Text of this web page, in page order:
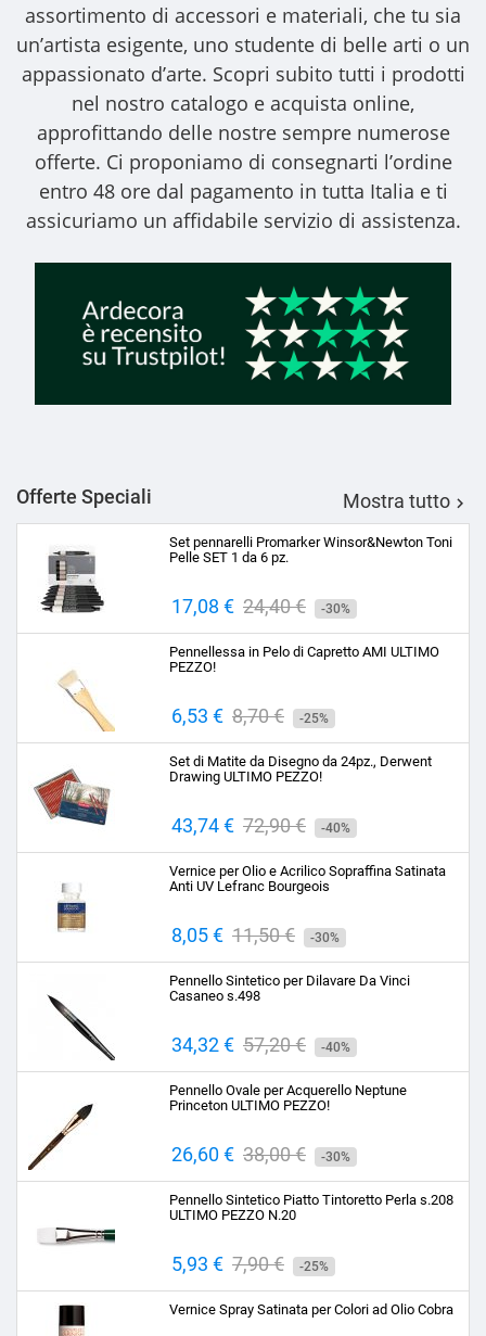
assortimento di accessori e materiali, che tu sia
un’artista esigente, uno studente di belle arti o un
appassionato d’arte. Scopri subito tutti i prodotti
nel nostro catalogo e acquista online,
approfittando delle nostre sempre numerose
offerte. Ci proponiamo di consegnarti l’ordine
entro 48 ore dal pagamento in tutta Italia e ti
assicuriamo un affidabile servizio di assistenza.
Offerte Speciali Mostra tutto 
Set pennarelli Promarker Winsor&Newton Toni
Pelle SET 1 da 6 pz.
Prezzo
17,08 € Prezzo
base
24,40 € -30%
Pennellessa in Pelo di Capretto AMI ULTIMO
PEZZO!
Prezzo
6,53 € Prezzo
base
8,70 € -25%
Set di Matite da Disegno da 24pz., Derwent
Drawing ULTIMO PEZZO!
Prezzo
43,74 € Prezzo
base
72,90 € -40%
Vernice per Olio e Acrilico Sopraffina Satinata
Anti UV Lefranc Bourgeois
Prezzo
8,05 € Prezzo
base
11,50 € -30%
Pennello Sintetico per Dilavare Da Vinci
Casaneo s.498
Prezzo
34,32 € Prezzo
base
57,20 € -40%
Pennello Ovale per Acquerello Neptune
Princeton ULTIMO PEZZO!
Prezzo
26,60 € Prezzo
base
38,00 € -30%
Pennello Sintetico Piatto Tintoretto Perla s.208
ULTIMO PEZZO N.20
Prezzo
5,93 € Prezzo
base
7,90 € -25%
Vernice Spray Satinata per Colori ad Olio Cobra